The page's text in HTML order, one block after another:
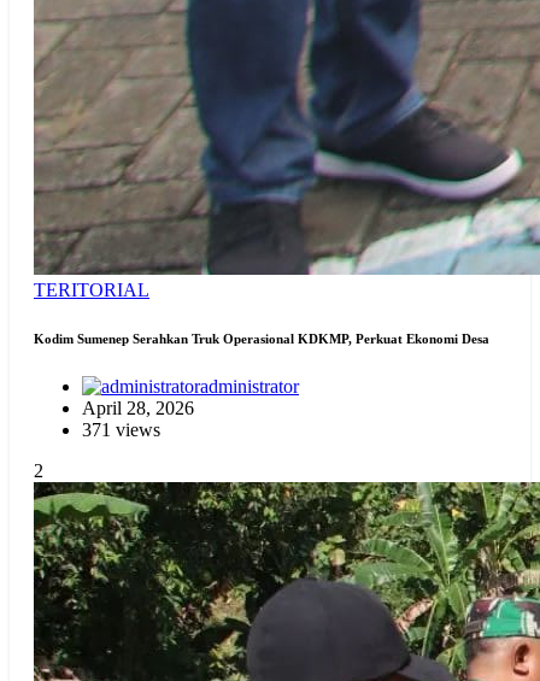
TERITORIAL
Kodim Sumenep Serahkan Truk Operasional KDKMP, Perkuat Ekonomi Desa
administrator
April 28, 2026
371 views
2